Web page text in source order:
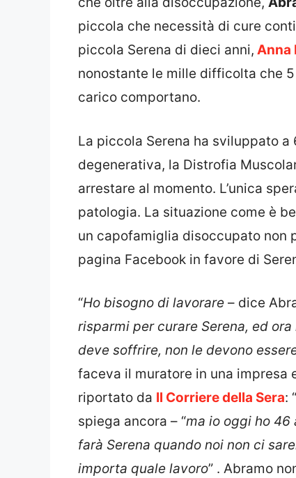
piccola che necessità di cure
piccola Serena di dieci anni, Anna
nonostante le mille difficolta che
carico comportano.
La piccola Serena ha sviluppato
degenerativa, la Distrofia
arrestare al momento. L’unica
patologia. La situazione come è
un capofamiglia disoccupato non
pagina Facebook in favore di
“Ho bisogno di lavorare – dice
risparmi per curare Serena, ed
deve soffrire, non le devono
faceva il muratore in una impresa
riportato da Il Corriere della Sera: “
spiega ancora – “ma io oggi ho
farà Serena quando noi non ci
importa quale lavoro” . Abramo